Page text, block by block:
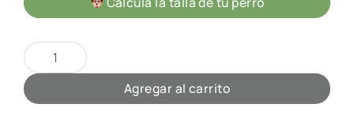
T-Shirts Champions Black cantidad
Agregar al carrito